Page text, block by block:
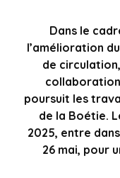
Dans le
l’amélioration
de
poursuit les
de la Boétie.
2025, entre
26 mai, pour